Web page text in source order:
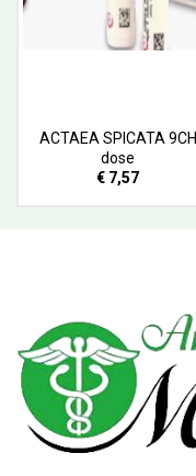
ACTAEA SPICATA 9CH
dose
€ 7,57